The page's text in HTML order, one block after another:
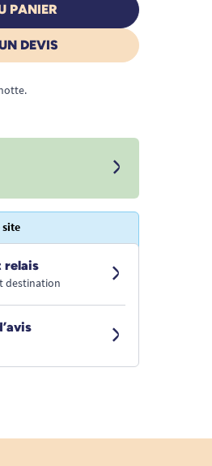
PANIER
DEVIS
site
relais
destination